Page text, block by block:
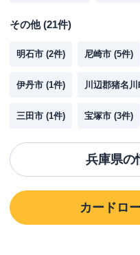
その他(21件)
明石市 (2件) 尼崎市 (5件)
伊丹市 (1件) 川辺郡猪名川
三田市 (1件) 宝塚市 (3件)
兵庫県の
カードロ